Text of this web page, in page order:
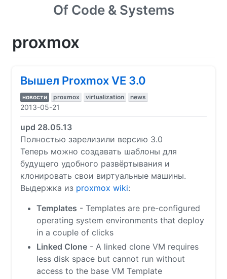
Of Code & Systems
proxmox
Вышел Proxmox VE 3.0
новости proxmox virtualization news
2013-05-21
upd 28.05.13
Полностью зарелизили версию 3.0
Теперь можно создавать шаблоны для
будущего удобного развёртывания и
клонировать свои виртуальные машины.
Выдержка из proxmox wiki:
Templates - Templates are pre-configured
operating system environments that deploy
in a couple of clicks
Linked Clone - A linked clone VM requires
less disk space but cannot run without
access to the base VM Template